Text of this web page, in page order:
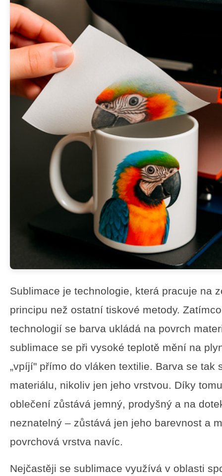
Sublimace je technologie, která pracuje na
principu než ostatní tiskové metody.
technologií se barva ukládá na povrch
sublimace se při vysoké teplotě mění na
„vpíjí" přímo do vláken textilie. Barva se tak
materiálu, nikoliv jen jeho vrstvou. Díky
oblečení zůstává jemný, prodyšný a na
neznatelný – zůstává jen jeho barevnost a
povrchová vrstva navíc.
Nejčastěji se sublimace využívá v oblasti